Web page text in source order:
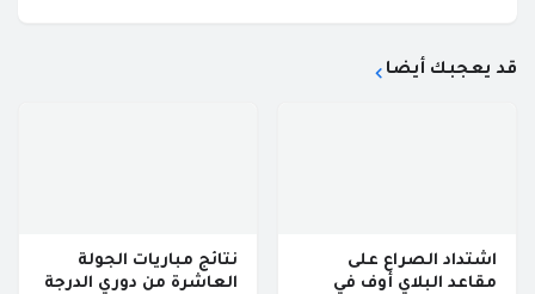
قد يعجبك أيضا
اشتداد الصراع على
مقاعد البلاي أوف في
نتائج مباريات الجولة
العاشرة من دوري الدرجة